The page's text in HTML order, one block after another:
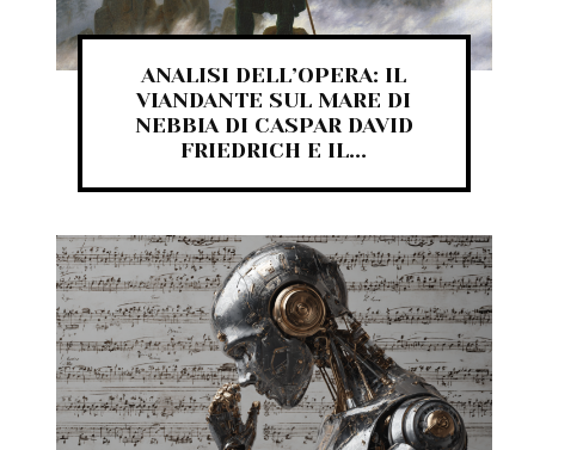
ANALISI DELL’OPERA: IL
VIANDANTE SUL MARE DI
NEBBIA DI CASPAR DAVID
FRIEDRICH E IL...